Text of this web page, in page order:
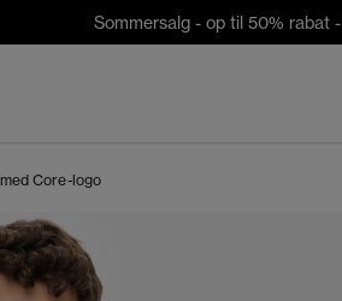
Sommersalg - op til 50% rabat -
Core-logo